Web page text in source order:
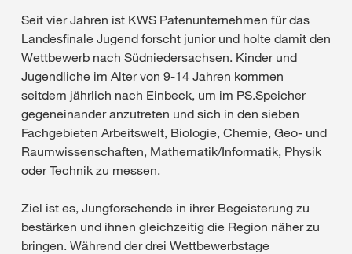
Seit vier Jahren ist KWS Patenunternehmen für das
Landesfinale Jugend forscht junior und holte damit den
Wettbewerb nach Südniedersachsen. Kinder und
Jugendliche im Alter von 9-14 Jahren kommen
seitdem jährlich nach Einbeck, um im PS.Speicher
gegeneinander anzutreten und sich in den sieben
Fachgebieten Arbeitswelt, Biologie, Chemie, Geo- und
Raumwissenschaften, Mathematik/Informatik, Physik
oder Technik zu messen.
Ziel ist es, Jungforschende in ihrer Begeisterung zu
bestärken und ihnen gleichzeitig die Region näher zu
bringen. Während der drei Wettbewerbstage